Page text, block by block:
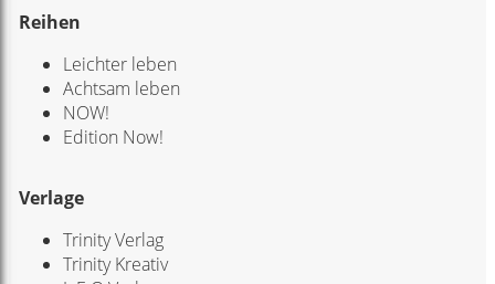
Reihen
Leichter leben
Achtsam leben
NOW!
Edition Now!
Verlage
Trinity Verlag
Trinity Kreativ